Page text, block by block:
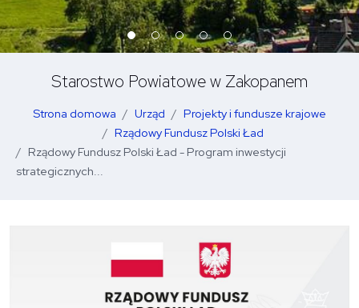
Starostwo Powiatowe w Zakopanem
Strona domowa Urząd
Projekty i fundusze krajowe
Rządowy Fundusz Polski Ład
Rządowy Fundusz Polski Ład - Program inwestycji
strategicznych...